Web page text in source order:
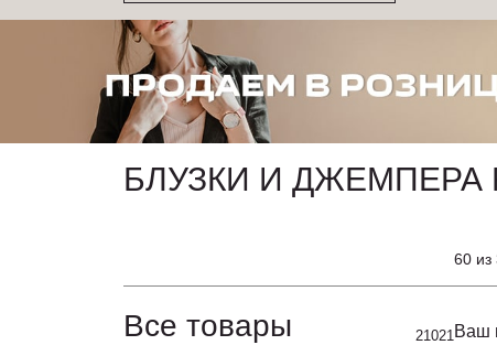
БЛУЗКИ И ДЖЕМПЕРА
60 из
Все товары 21021Ваш